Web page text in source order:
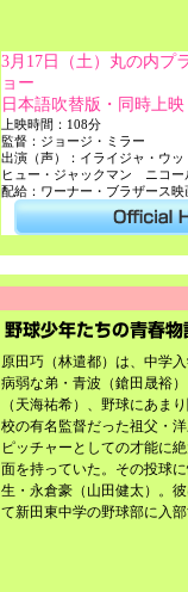
3月17日（土）丸の内プ
ョー
日本語吹替版・同時上映
上映時間：108分
監督：ジョージ・ミラー
出演（声）：イライジャ・ウ
ヒュー・ジャックマン ニコ
配給：ワーナー・ブラザース映
原田巧（林遣都）は、中学
病弱な弟・青波（鎗田晟裕
（天海祐希）、野球にあま
校の有名監督だった祖父・
ピッチャーとしての才能に
面を持っていた。その投球
生・永倉豪（山田健太）。
て新田東中学の野球部に入